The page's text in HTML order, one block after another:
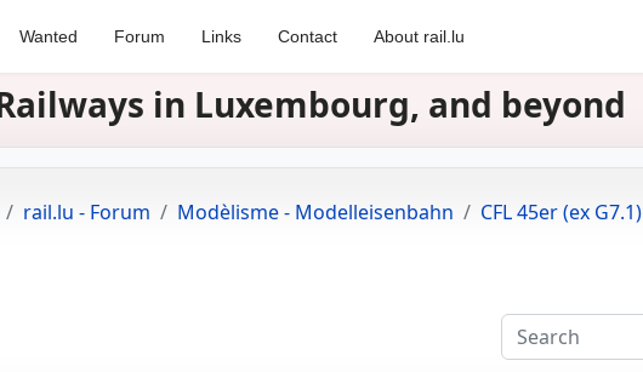
Wanted Forum Links Contact About rail.lu
in Luxembourg, and beyond
rail.lu - Forum Modèlisme - Modelleisenbahn CFL 45er (ex G7.1)